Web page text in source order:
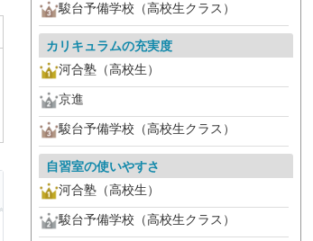
駿台予備学校（高校生クラス）
カリキュラムの充実度
河合塾（高校生）
京進
駿台予備学校（高校生クラス）
自習室の使いやすさ
河合塾（高校生）
駿台予備学校（高校生クラス）